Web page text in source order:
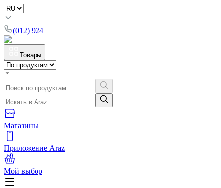
(012) 924
Товары
Магазины
Приложение Araz
Мой выбор